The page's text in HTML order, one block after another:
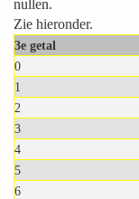
nullen.
Zie hieronder.
3e getal
0
1
2
3
4
5
6